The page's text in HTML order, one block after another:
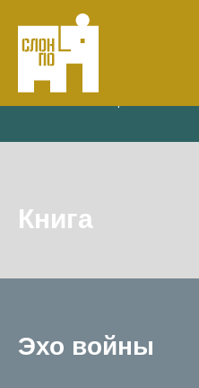
Книга
Эхо войны